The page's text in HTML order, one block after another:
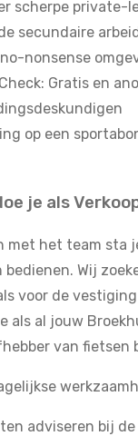
scherpe private-
secundaire
no-nonsense
Gratis en
op een
je als
met het team sta
bedienen. Wij
voor de
als al jouw
van fietsen
adviseren bij